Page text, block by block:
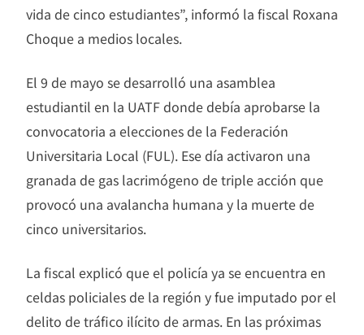
vida de cinco estudiantes”, informó la fiscal Roxana
Choque a medios locales.
El 9 de mayo se desarrolló una asamblea
estudiantil en la UATF donde debía aprobarse la
convocatoria a elecciones de la Federación
Universitaria Local (FUL). Ese día activaron una
granada de gas lacrimógeno de triple acción que
provocó una avalancha humana y la muerte de
cinco universitarios.
La fiscal explicó que el policía ya se encuentra en
celdas policiales de la región y fue imputado por el
delito de tráfico ilícito de armas. En las próximas